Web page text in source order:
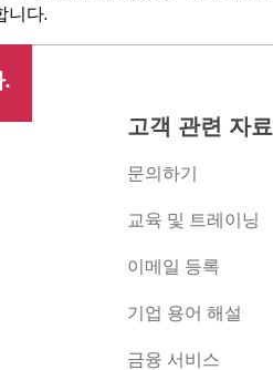
니다.
고객 관련 자료
문의하기
교육 및 트레이닝
이메일 등록
기업 용어 해설
금융 서비스